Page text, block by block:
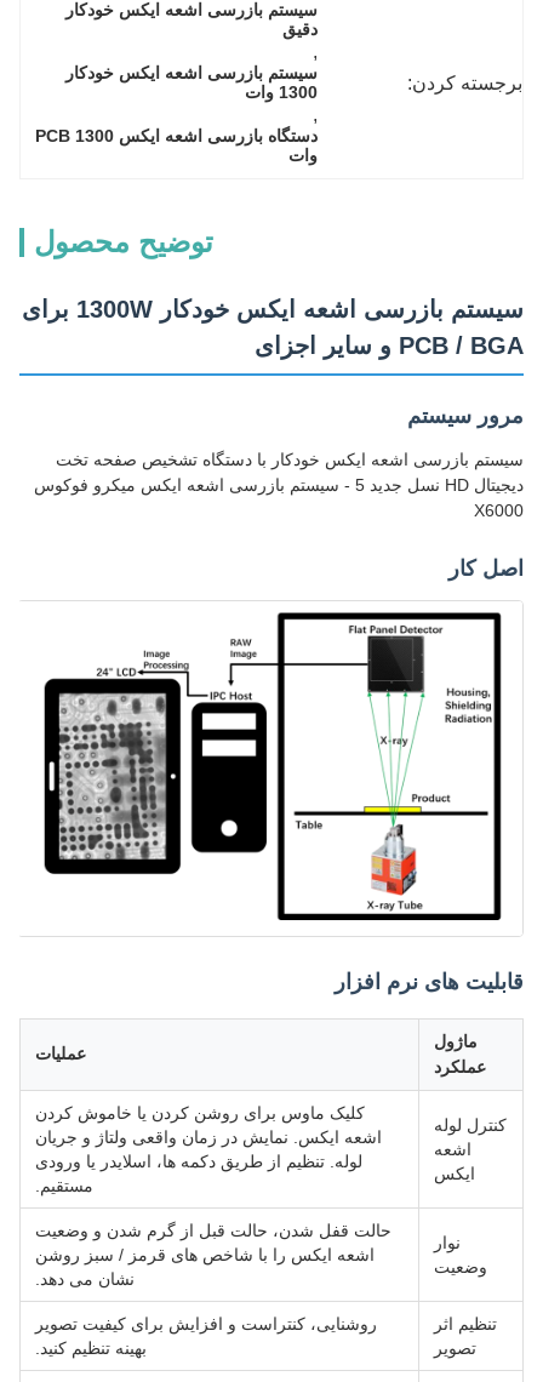
برجسته کردن:
دقیق
,
1300 وات
,
وات
توضیح محصول
سیستم بازرسی اشعه ایکس خودکار 1300W برای
PCB / BGA و سایر اجزای
مرور سیستم
سیستم بازرسی اشعه ایکس خودکار با دستگاه تشخیص صفحه تخت
دیجیتال HD نسل جدید 5 - سیستم بازرسی اشعه ایکس میکرو فوکوس
X6000
اصل کار
قابلیت های نرم افزار
ماژول
عملکرد
عملیات
کنترل لوله
اشعه
ایکس
کلیک ماوس برای روشن کردن یا خاموش کردن
اشعه ایکس. نمایش در زمان واقعی ولتاژ و جریان
لوله. تنظیم از طریق دکمه ها، اسلایدر یا ورودی
مستقیم.
نوار
وضعیت
حالت قفل شدن، حالت قبل از گرم شدن و وضعیت
اشعه ایکس را با شاخص های قرمز / سبز روشن
نشان می دهد.
تنظیم اثر
تصویر
روشنایی، کنتراست و افزایش برای کیفیت تصویر
بهینه تنظیم کنید.